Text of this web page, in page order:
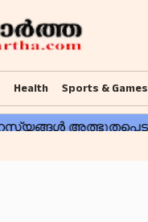
Health Sports & Games